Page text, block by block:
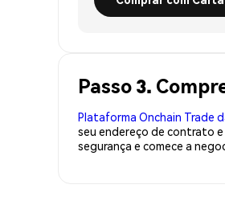
Passo 3.
Plataforma Onchain Trade
seu endereço de contrato e
segurança e comece a